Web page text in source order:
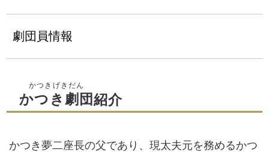
劇団員情報
かつき劇団紹介
かつき夢二座長の父であり、現太夫元を務めるかつ